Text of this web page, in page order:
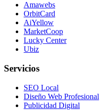
Amawebs
OrbitCard
AiYellow
MarketCoop
Lucky Center
Ubiz
Servicios
SEO Local
Diseño Web Profesional
Publicidad Digital